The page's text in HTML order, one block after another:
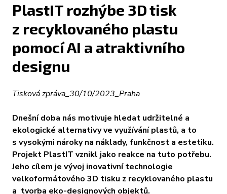
PlastIT rozhýbe 3D tisk
z recyklovaného plastu
pomocí AI a atraktivního
designu
Tisková zpráva_30/10/2023_Praha
Dnešní doba nás motivuje hledat udržitelné a
ekologické alternativy ve využívání plastů, a to
s vysokými nároky na náklady, funkčnost a estetiku.
Projekt PlastIT vznikl jako reakce na tuto potřebu.
Jeho cílem je vývoj inovativní technologie
velkoformátového 3D tisku z recyklovaného plastu
a tvorba eko-designových objektů.